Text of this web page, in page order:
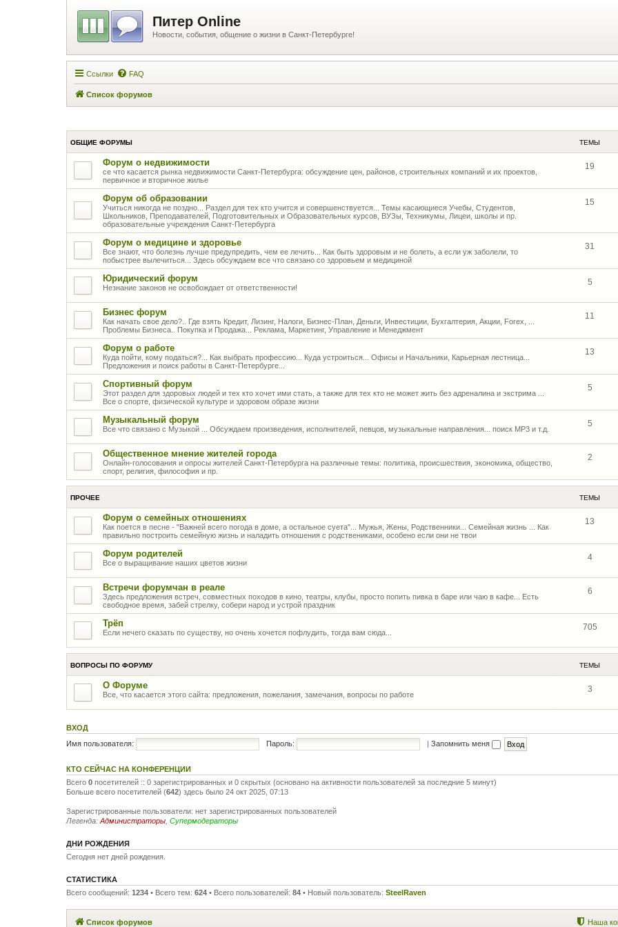
Питер Online
Новости, события, общение о жизни в Санкт-Петербурге!
Ссылки FAQ
Список форумов
ОБЩИЕ ФОРУМЫ ТЕМЫ
Форум о недвижимости
се что касается рынка недвижимости Санкт-Петербурга: обсуждение цен, районов, строительных компаний и их проектов,
первичное и вторичное жилье
19
Форум об образовании
Учиться никогда не поздно... Раздел для тех кто учится и совершенствуется... Темы касающиеся Учебы, Студентов,
Школьников, Преподавателей, Подготовительных и Образовательных курсов, ВУЗы, Техникумы, Лицеи, школы и пр.
образовательные учреждения Санкт-Петербурга
15
Форум о медицине и здоровье
Все знают, что болезнь лучше предупредить, чем ее лечить... Как быть здоровым и не болеть, а если уж заболели, то
побыстрее вылечиться... Здесь обсуждаем все что связано со здоровьем и медициной
31
Юридический форум
Незнание законов не освобождает от ответственности!
5
Бизнес форум
Как начать свое дело?.. Где взять Кредит, Лизинг, Налоги, Бизнес-План, Деньги, Инвестиции, Бухгалтерия, Акции, Forex, ...
Проблемы Бизнеса.. Покупка и Продажа... Реклама, Маркетинг, Управление и Менеджмент
11
Форум о работе
Куда пойти, кому податься?... Как выбрать профессию... Куда устроиться... Офисы и Начальники, Карьерная лестница...
Предложения и поиск работы в Санкт-Петербурге...
13
Спортивный форум
Этот раздел для здоровых людей и тех кто хочет ими стать, а также для тех кто не может жить без адреналина и экстрима ...
Все о спорте, физической культуре и здоровом образе жизни
5
Музыкальный форум
Все что связано с Музыкой ... Обсуждаем произведения, исполнителей, певцов, музыкальные направления... поиск MP3 и т.д.
5
Общественное мнение жителей города
Онлайн-голосования и опросы жителей Санкт-Петербурга на различные темы: политика, происшествия, экономика, общество,
спорт, религия, философия и пр.
2
ПРОЧЕЕ ТЕМЫ
Форум о семейных отношениях
Как поется в песне - "Важней всего погода в доме, а остальное суета"... Мужья, Жены, Родственники... Семейная жизнь ... Как
правильно построить семейную жизнь и наладить отношения с родствениками, особено если они не твои
13
Форум родителей
Все о выращивание наших цветов жизни
4
Встречи форумчан в реале
Здесь предложения встреч, совместных походов в кино, театры, клубы, просто попить пивка в баре или чаю в кафе... Есть
свободное время, забей стрелку, собери народ и устрой праздник
6
Трёп
Если нечего сказать по существу, но очень хочется пофлудить, тогда вам сюда...
705
ВОПРОСЫ ПО ФОРУМУ ТЕМЫ
О Форуме
Все, что касается этого сайта: предложения, пожелания, замечания, вопросы по работе
3
ВХОД
Имя пользователя:
Пароль: | Запомнить меня
КТО СЕЙЧАС НА КОНФЕРЕНЦИИ
Всего 0 посетителей :: 0 зарегистрированных и 0 скрытых (основано на активности пользователей за последние 5 минут)
Больше всего посетителей (642) здесь было 24 окт 2025, 07:13
Зарегистрированные пользователи: нет зарегистрированных пользователей
Легенда: Администраторы Супермодераторы
ДНИ РОЖДЕНИЯ
Сегодня нет дней рождения.
СТАТИСТИКА
Всего сообщений: 1234 • Всего тем: 624 • Всего пользователей: 84 • Новый пользователь: SteelRaven
Список форумов Наша